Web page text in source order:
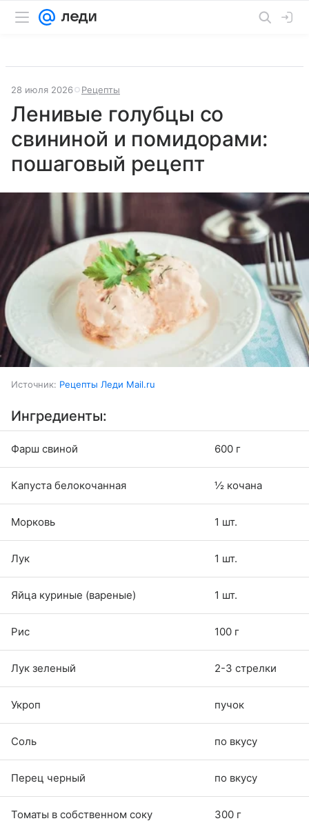
28 июля 2026 Рецепты
Ленивые голубцы со
свининой и помидорами:
пошаговый рецепт
Источник: Рецепты Леди Mail.ru
Ингредиенты:
Фарш свиной 600 г
Капуста белокочанная ½ кочана
Морковь 1 шт.
Лук 1 шт.
Яйца куриные (вареные) 1 шт.
Рис 100 г
Лук зеленый 2-3 стрелки
Укроп пучок
Соль по вкусу
Перец черный по вкусу
Томаты в собственном соку 300 г